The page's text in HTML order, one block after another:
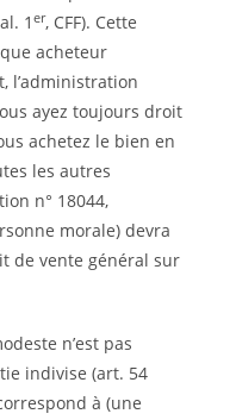
1 er, CFF). Cette
acheteur
l’administration
ayez toujours droit
achetez le bien en
les autres
n° 18044,
morale) devra
de vente général sur
n’est pas
indivise (art. 54
à (une